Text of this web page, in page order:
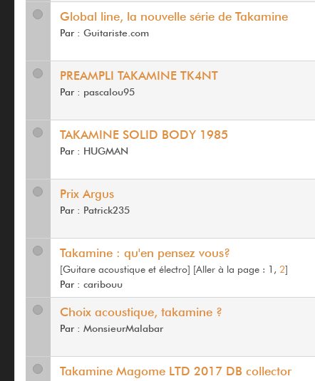
Global line, la nouvelle série de Takamine
Par :Guitariste.com
PREAMPLI TAKAMINE TK4NT
Par : pascalou95
TAKAMINE SOLID BODY 1985
Par : HUGMAN
Prix Argus
Par : Patrick235
Takamine : qu'en pensez vous?
[Guitare acoustique et électro] [Aller à la page : 1, 2]
Par :caribouu
Choix acoustique, takamine ?
Par :MonsieurMalabar
Takamine Magome LTD 2017 DB collector